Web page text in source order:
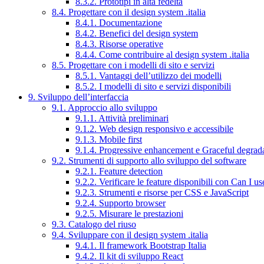
8.4. Progettare con il design system .italia
8.4.1. Documentazione
8.4.2. Benefici del design system
8.4.3. Risorse operative
8.4.4. Come contribuire al design system .italia
8.5. Progettare con i modelli di sito e servizi
8.5.1. Vantaggi dell’utilizzo dei modelli
8.5.2. I modelli di sito e servizi disponibili
9. Sviluppo dell’interfaccia
9.1. Approccio allo sviluppo
9.1.1. Attività preliminari
9.1.2. Web design responsivo e accessibile
9.1.3. Mobile first
9.1.4. Progressive enhancement e Graceful
9.2. Strumenti di supporto allo sviluppo del software
9.2.1. Feature detection
9.2.2. Verificare le feature disponibili con Can I
9.2.3. Strumenti e risorse per CSS e JavaScript
9.2.4. Supporto browser
9.2.5. Misurare le prestazioni
9.3. Catalogo del riuso
9.4. Sviluppare con il design system .italia
9.4.1. Il framework Bootstrap Italia
9.4.2. Il kit di sviluppo React